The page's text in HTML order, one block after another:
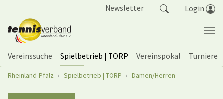
Newsletter Login
Vereinssuche Spielbetrieb | TORP Vereinspokal
Turniere
Sie sind hier:
Rheinland-Pfalz Spielbetrieb | TORP Damen/Herren